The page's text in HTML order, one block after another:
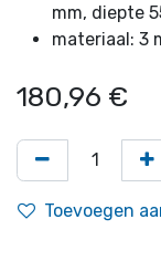
mm, diepte
materiaal: 3
180,96 €
Toevoegen